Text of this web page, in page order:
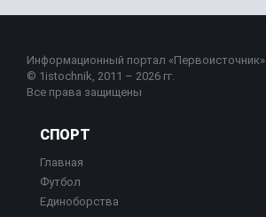
Информационный портал «Первоисточник»
© 1istochnik, 2011 – 2026 гг.
Все права защищены
СПОРТ
Главная
Футбол
Единоборства